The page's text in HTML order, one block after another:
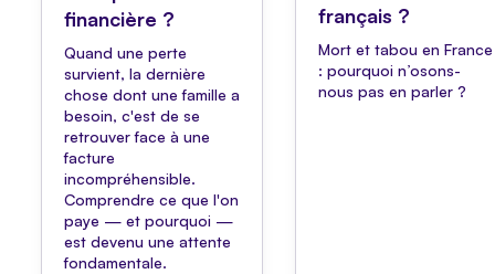
financière ?
Quand une perte
survient, la dernière
chose dont une famille a
besoin, c'est de se
retrouver face à une
facture
incompréhensible.
Comprendre ce que l'on
paye — et pourquoi —
est devenu une attente
fondamentale.
français ?
Mort et tabou en France
: pourquoi n’osons-
nous pas en parler ?